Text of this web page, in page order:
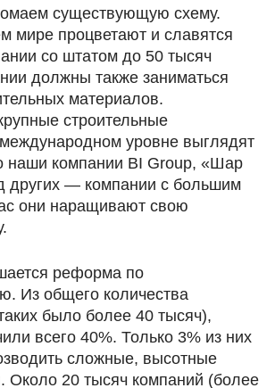
существующую схему.
мире процветают и славятся
со штатом до 50 тысяч
должны также заниматься
материалов.
строительные
уровне выглядят
наши компании BI Group, «Шар
других — компании с большим
они наращивают свою
реформа по
Из общего количества
было более 40 тысяч),
всего 40%. Только 3% из них
сложные, высотные
Около 20 тысяч компаний (более